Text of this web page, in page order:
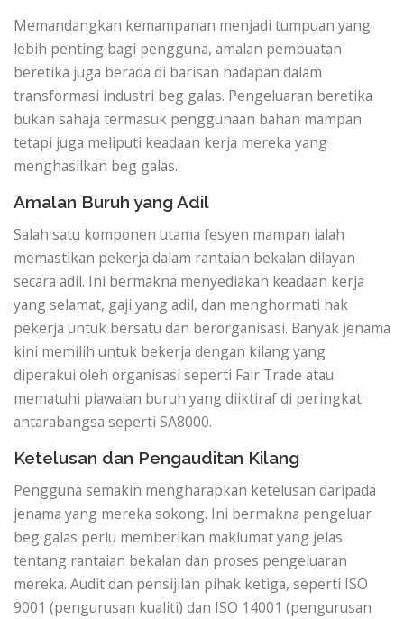
Memandangkan kemampanan menjadi tumpuan yang
lebih penting bagi pengguna, amalan pembuatan
beretika juga berada di barisan hadapan dalam
transformasi industri beg galas. Pengeluaran beretika
bukan sahaja termasuk penggunaan bahan mampan
tetapi juga meliputi keadaan kerja mereka yang
menghasilkan beg galas.
Amalan Buruh yang Adil
Salah satu komponen utama fesyen mampan ialah
memastikan pekerja dalam rantaian bekalan dilayan
secara adil. Ini bermakna menyediakan keadaan kerja
yang selamat, gaji yang adil, dan menghormati hak
pekerja untuk bersatu dan berorganisasi. Banyak jenama
kini memilih untuk bekerja dengan kilang yang
diperakui oleh organisasi seperti Fair Trade atau
mematuhi piawaian buruh yang diiktiraf di peringkat
antarabangsa seperti SA8000.
Ketelusan dan Pengauditan Kilang
Pengguna semakin mengharapkan ketelusan daripada
jenama yang mereka sokong. Ini bermakna pengeluar
beg galas perlu memberikan maklumat yang jelas
tentang rantaian bekalan dan proses pengeluaran
mereka. Audit dan pensijilan pihak ketiga, seperti ISO
9001 (pengurusan kualiti) dan ISO 14001 (pengurusan